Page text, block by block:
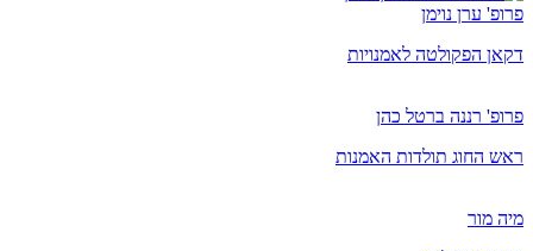
פרופ' ערן נוימן
דקאן הפקולטה לאמנויות
פרופ' רננה ברטל כהן
ראש החוג תולדות האמנות
מיה מור